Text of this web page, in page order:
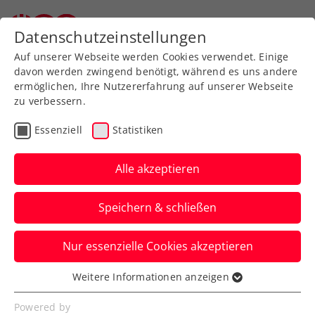
Zurück zur Newsübersicht
Rollstuhltennis
Aichhorn verhindert
finale Neuauflage bei
win2day ÖTV-
Staatsmeisterschaften
Nun wartet Titelverteidiger Lukas
Datenschutzeinstellungen
Auf unserer Webseite werden Cookies verwendet. Einige
davon werden zwingend benötigt, während es uns andere
ermöglichen, Ihre Nutzererfahrung auf unserer Webseite
zu verbessern.
Essenziell Statistiken
Alle akzeptieren
Speichern & schließen
Nur essenzielle Cookies akzeptieren
Essenziell
Essenzielle Cookies werden für grundlegende
Weitere Informationen anzeigen
Powered by